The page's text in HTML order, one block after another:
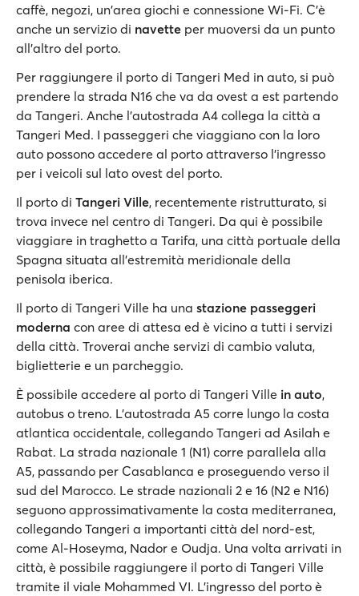
caffè, negozi, un'area giochi e connessione Wi-Fi. C'è
anche un servizio di navette per muoversi da un punto
all’altro del porto.
Per raggiungere il porto di Tangeri Med in auto, si può
prendere la strada N16 che va da ovest a est partendo
da Tangeri. Anche l'autostrada A4 collega la città a
Tangeri Med. I passeggeri che viaggiano con la loro
auto possono accedere al porto attraverso l'ingresso
per i veicoli sul lato ovest del porto.
Il porto di Tangeri Ville, recentemente ristrutturato, si
trova invece nel centro di Tangeri. Da qui è possibile
viaggiare in traghetto a Tarifa, una città portuale della
Spagna situata all'estremità meridionale della
penisola iberica.
Il porto di Tangeri Ville ha una stazione passeggeri
moderna con aree di attesa ed è vicino a tutti i servizi
della città. Troverai anche servizi di cambio valuta,
biglietterie e un parcheggio.
È possibile accedere al porto di Tangeri Ville in auto,
autobus o treno. L’autostrada A5 corre lungo la costa
atlantica occidentale, collegando Tangeri ad Asilah e
Rabat. La strada nazionale 1 (N1) corre parallela alla
A5, passando per Casablanca e proseguendo verso il
sud del Marocco. Le strade nazionali 2 e 16 (N2 e N16)
seguono approssimativamente la costa mediterranea,
collegando Tangeri a importanti città del nord-est,
come Al-Hoseyma, Nador e Oudja. Una volta arrivati in
città, è possibile raggiungere il porto di Tangeri Ville
tramite il viale Mohammed VI. L'ingresso del porto è